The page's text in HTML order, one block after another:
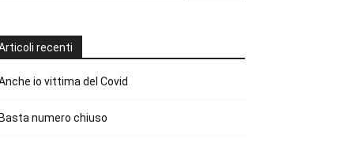
recenti
io vittima del Covid
Basta numero chiuso